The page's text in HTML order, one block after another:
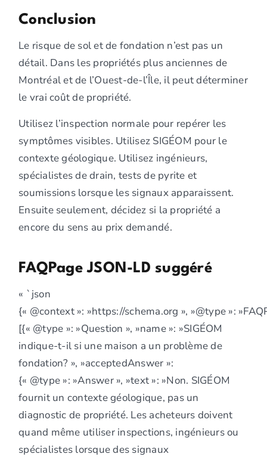
Conclusion
Le risque de sol et de fondation n’est pas un
détail. Dans les propriétés plus anciennes de
Montréal et de l’Ouest-de-l’Île, il peut déterminer
le vrai coût de propriété.
Utilisez l’inspection normale pour repérer les
symptômes visibles. Utilisez SIGÉOM pour le
contexte géologique. Utilisez ingénieurs,
spécialistes de drain, tests de pyrite et
soumissions lorsque les signaux apparaissent.
Ensuite seulement, décidez si la propriété a
encore du sens au prix demandé.
FAQPage JSON-LD suggéré
« `json
{« @context »: »https://schema.org », »@type »:
[{« @type »: »Question », »name »: »SIGÉOM
indique-t-il si une maison a un problème de
fondation? », »acceptedAnswer »:
{« @type »: »Answer », »text »: »Non. SIGÉOM
fournit un contexte géologique, pas un
diagnostic de propriété. Les acheteurs doivent
quand même utiliser inspections, ingénieurs ou
spécialistes lorsque des signaux